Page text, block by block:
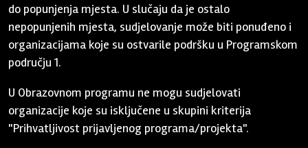
do popunjenja mjesta. U slučaju da je ostalo
nepopunjenih mjesta, sudjelovanje može biti ponuđeno i
organizacijama koje su ostvarile podršku u Programskom
području 1.
U Obrazovnom programu ne mogu sudjelovati
organizacije koje su isključene u skupini kriterija
"Prihvatljivost prijavljenog programa/projekta".